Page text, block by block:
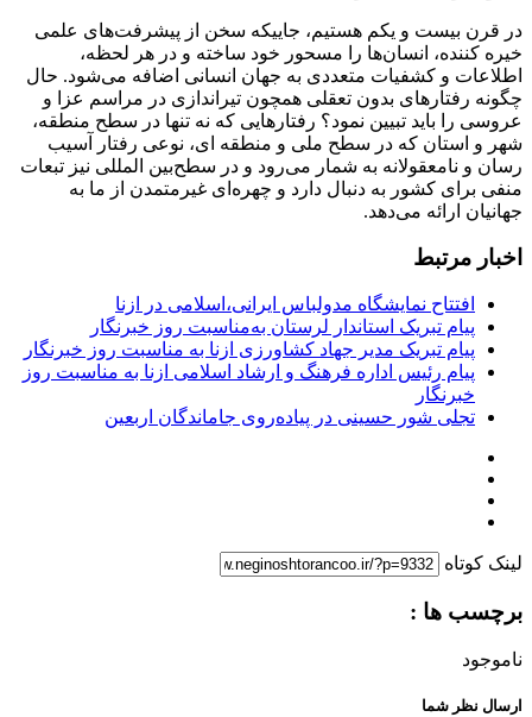
در قرن بیست و یکم هستیم، جاییکه سخن از پیشرفت‌های علمی
خیره کننده، انسان‌ها را مسحور خود ساخته و در هر لحظه،
اطلاعات و کشفیات متعددی به جهان انسانی اضافه می‌شود. حال
چگونه رفتار‌های بدون تعقلی همچون تیراندازی در مراسم عزا و
عروسی را باید تبیین نمود؟ رفتار‌هایی که نه تنها در سطح منطقه،
شهر و استان که در سطح ملی و منطقه ای، نوعی رفتار آسیب
رسان و نامعقولانه به شمار می‌رود و در سطح‌بین المللی نیز تبعات
منفی برای کشور به دنبال دارد و چهره‌ای غیرمتمدن از ما به
جهانیان ارائه می‌دهد.
اخبار مرتبط
افتتاح نمایشگاه مدولباس ایرانی،اسلامی در ازنا
پیام تبریک استاندار لرستان به‌مناسبت روز خبرنگار
پیام تبریک مدیر جهاد کشاورزی ازنا به مناسبت روز خبرنگار
پیام رئیس اداره فرهنگ و ارشاد اسلامی ازنا به مناسبت روز
خبرنگار
تجلی شور حسینی در پیاده‌روی جاماندگان اربعین
لینک کوتاه
برچسب ها :
ناموجود
ارسال نظر شما